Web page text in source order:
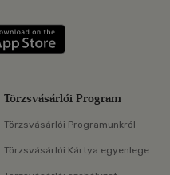
Szerezd meg: Google
Törzsvásárlói Program
Törzsvásárlói Programunkról
Törzsvásárlói Kártya egyenlege